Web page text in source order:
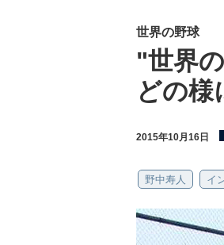
世界の野球
"世界
どの様
2015年10月16日
野中寿人 イ